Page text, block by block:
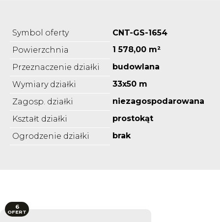
Symbol oferty
CNT-GS-1654
Powierzchnia
1 578,00 m²
Przeznaczenie działki
budowlana
Wymiary działki
33x50 m
Zagosp. działki
niezagospodarowana
Kształt działki
prostokąt
Ogrodzenie działki
brak
6
OFERT